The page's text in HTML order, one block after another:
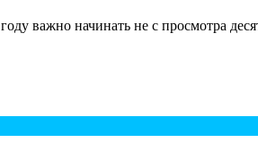
важно начинать не с просмотра